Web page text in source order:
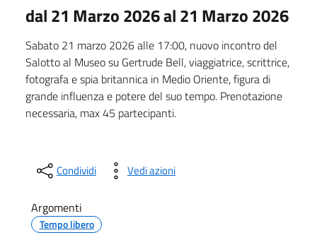
dal 21 Marzo 2026 al 21 Marzo 2026
Sabato 21 marzo 2026 alle 17:00, nuovo incontro del
Salotto al Museo su Gertrude Bell, viaggiatrice, scrittrice,
fotografa e spia britannica in Medio Oriente, figura di
grande influenza e potere del suo tempo. Prenotazione
necessaria, max 45 partecipanti.
Condividi Vedi azioni
Argomenti
Tempo libero